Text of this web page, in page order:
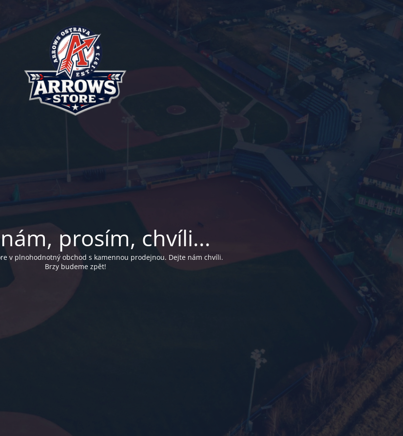
prosím, chvíli...
v plnohodnotný obchod s kamennou prodejnou. Dejte nám chvíli.
Brzy budeme zpět!